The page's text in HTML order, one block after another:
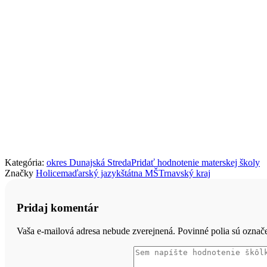
Kategória: okres Dunajská StredaPridať hodnotenie materskej školy
Značky Holicemaďarský jazykštátna MŠTrnavský kraj
Pridaj komentár
Vaša e-mailová adresa nebude zverejnená. Povinné polia sú